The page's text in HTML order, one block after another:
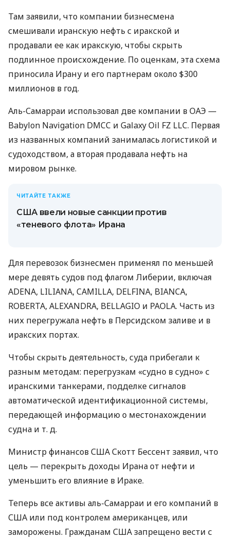
Там заявили, что компании бизнесмена
смешивали иранскую нефть с иракской и
продавали ее как иракскую, чтобы скрыть
подлинное происхождение. По оценкам, эта схема
приносила Ирану и его партнерам около $300
миллионов в год.
Аль-Самарраи использовал две компании в ОАЭ —
Babylon Navigation DMCC и Galaxy Oil FZ LLC. Первая
из названных компаний занималась логистикой и
судоходством, а вторая продавала нефть на
мировом рынке.
ЧИТАЙТЕ ТАКЖЕ
США ввели новые санкции против
«теневого флота» Ирана
Для перевозок бизнесмен применял по меньшей
мере девять судов под флагом Либерии, включая
ADENA, LILIANA, CAMILLA, DELFINA, BIANCA,
ROBERTA, ALEXANDRA, BELLAGIO и PAOLA. Часть из
них перегружала нефть в Персидском заливе и в
иракских портах.
Чтобы скрыть деятельность, суда прибегали к
разным методам: перегрузкам «судно в судно» с
иранскими танкерами, подделке сигналов
автоматической идентификационной системы,
передающей информацию о местонахождении
судна и т. д.
Министр финансов США Скотт Бессент заявил, что
цель — перекрыть доходы Ирана от нефти и
уменьшить его влияние в Ираке.
Теперь все активы аль-Самарраи и его компаний в
США или под контролем американцев, или
заморожены. Гражданам США запрещено вести с